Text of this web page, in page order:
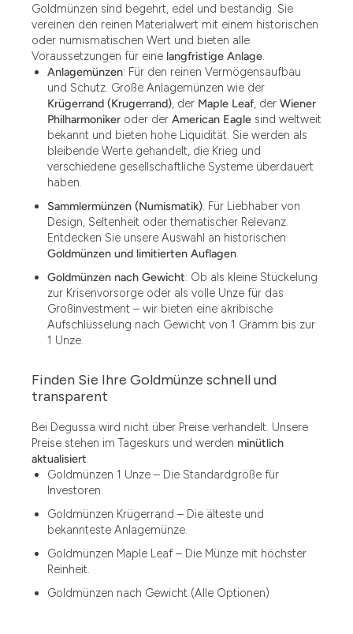
1.49
1.87
12.15
13.77
15.55
15.60
Goldmünzen sind begehrt, edel und beständig. Sie
vereinen den reinen Materialwert mit einem historischen
oder numismatischen Wert und bieten alle
Voraussetzungen für eine langfristige Anlage.
Anlagemünzen: Für den reinen Vermögensaufbau
und Schutz. Große Anlagemünzen wie der
Krügerrand (Krugerrand), der Maple Leaf, der Wiener
Philharmoniker oder der American Eagle sind weltweit
bekannt und bieten hohe Liquidität. Sie werden als
bleibende Werte gehandelt, die Krieg und
verschiedene gesellschaftliche Systeme überdauert
haben.
Sammlermünzen (Numismatik): Für Liebhaber von
Design, Seltenheit oder thematischer Relevanz.
Entdecken Sie unsere Auswahl an historischen
Goldmünzen und limitierten Auflagen.
Goldmünzen nach Gewicht: Ob als kleine Stückelung
zur Krisenvorsorge oder als volle Unze für das
Großinvestment – wir bieten eine akribische
Aufschlüsselung nach Gewicht von 1 Gramm bis zur
1 Unze.
Finden Sie Ihre Goldmünze schnell und
transparent
Bei Degussa wird nicht über Preise verhandelt. Unsere
Preise stehen im Tageskurs und werden minütlich
aktualisiert.
Goldmünzen 1 Unze – Die Standardgröße für
Investoren.
Goldmünzen Krügerrand – Die älteste und
bekannteste Anlagemünze.
Goldmünzen Maple Leaf – Die Münze mit höchster
Reinheit.
Goldmünzen nach Gewicht (Alle Optionen)